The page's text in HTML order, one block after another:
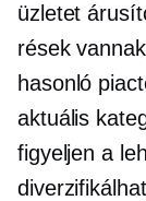
üzletet
rések
hasonló
aktuális
figyeljen a